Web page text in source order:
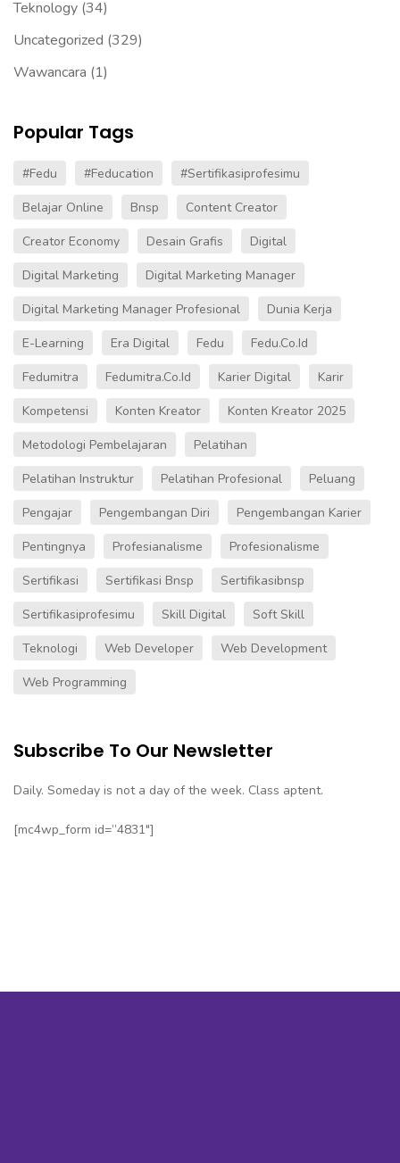
Teknology (34)
Uncategorized (329)
Wawancara (1)
Popular Tags
#fedu #Feducation
#sertifikasiprofesimu
Belajar Online
Bnsp
Content Creator
Creator Economy
Desain Grafis
Digital
Digital Marketing
Digital Marketing Manager
Digital Marketing Manager Profesional
Dunia Kerja
E-Learning
Era Digital Fedu
Fedu.co.id
Fedumitra
Fedumitra.co.id Karier Digital
Karir
Kompetensi
Konten Kreator
Konten Kreator 2025
Metodologi Pembelajaran
Pelatihan
Pelatihan Instruktur
Pelatihan Profesional
Peluang
Pengajar
Pengembangan Diri
Pengembangan Karier
Pentingnya
Profesianalisme
Profesionalisme
Sertifikasi
Sertifikasi Bnsp
Sertifikasibnsp
Sertifikasiprofesimu
Skill Digital
Soft Skill
Teknologi
Web Developer
Web Development
Web Programming
Subscribe To Our Newsletter
Daily. Someday is not a day of the week. Class aptent.
[mc4wp_form id=”4831″]